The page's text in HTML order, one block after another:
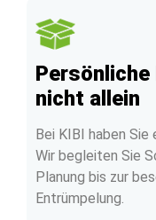
Persönliche
nicht allein
Bei KIBI haben
Wir begleiten Sie
Planung bis zur
Entrümpelung.